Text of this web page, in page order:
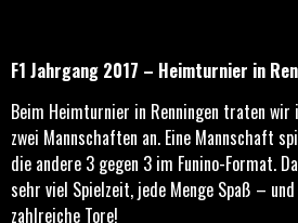
F1 Jahrgang 2017 – Heimturnier in
Beim Heimturnier in Renningen traten wir
zwei Mannschaften an. Eine Mannschaft
die andere 3 gegen 3 im Funino-Format.
sehr viel Spielzeit, jede Menge Spaß –
zahlreiche Tore!